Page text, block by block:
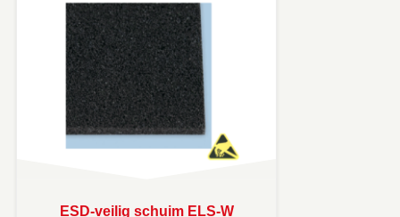
ESD-veilig schuim ELS-W